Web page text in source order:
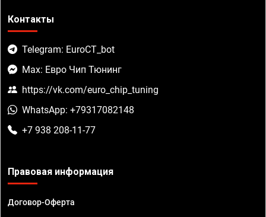
Контакты
Telegram: EuroCT_bot
Max: Евро Чип Тюнинг
https://vk.com/euro_chip_tuning
WhatsApp: +79317082148
+7 938 208-11-77
Правовая информация
Договор-Оферта